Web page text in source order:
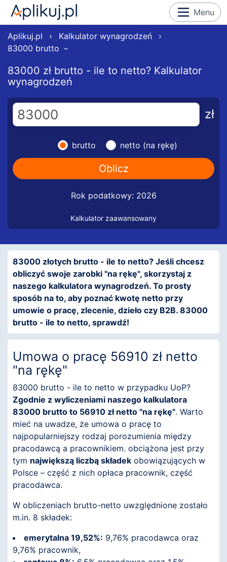
Menu
Aplikuj.pl › Kalkulator wynagrodzeń
›
83000 brutto
›
83000 zł brutto - ile to netto? Kalkulator
wynagrodzeń
zł
brutto netto (na rękę)
Rok podatkowy: 2026
Kalkulator zaawansowany
83000 złotych brutto - ile to netto? Jeśli chcesz
obliczyć swoje zarobki "na rękę", skorzystaj z
naszego kalkulatora wynagrodzeń. To prosty
sposób na to, aby poznać kwotę netto przy
umowie o pracę, zlecenie, dzieło czy B2B. 83000
brutto - ile to netto, sprawdź!
Umowa o pracę 56910 zł netto
"na rękę"
83000 brutto - ile to netto w przypadku UoP?
Zgodnie z wyliczeniami naszego kalkulatora
83000 brutto to 56910 zł netto "na rękę". Warto
mieć na uwadze, że umowa o pracę to
najpopularniejszy rodzaj porozumienia między
pracodawcą a pracownikiem. obciążona jest przy
tym największą liczbą składek obowiązujących w
Polsce – część z nich opłaca pracownik, część
pracodawca.
W obliczeniach brutto-netto uwzględnione zostało
m.in. 8 składek:
emerytalna 19,52%: 9,76% pracodawca oraz
9,76% pracownik,